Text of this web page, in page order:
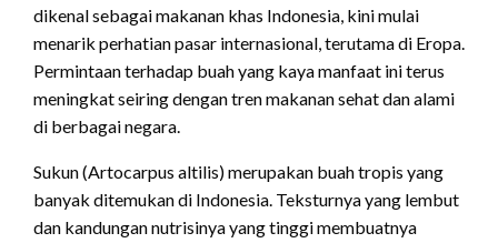
dikenal sebagai makanan khas Indonesia, kini mulai
menarik perhatian pasar internasional, terutama di Eropa.
Permintaan terhadap buah yang kaya manfaat ini terus
meningkat seiring dengan tren makanan sehat dan alami
di berbagai negara.
Sukun (Artocarpus altilis) merupakan buah tropis yang
banyak ditemukan di Indonesia. Teksturnya yang lembut
dan kandungan nutrisinya yang tinggi membuatnya